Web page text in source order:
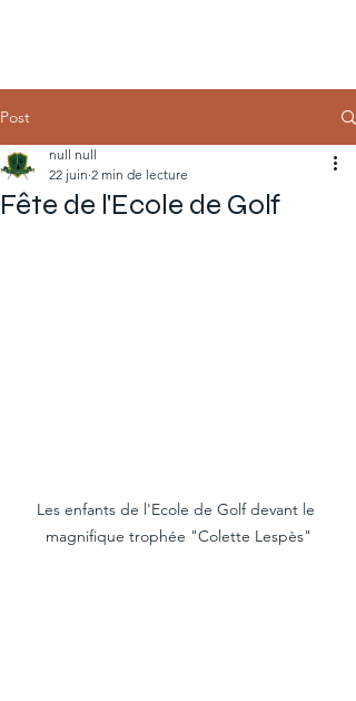
Post
Fête de l'Ecole de Golf
null null
22 juin 2 min de lecture
Les enfants de l'Ecole de Golf devant le
magnifique trophée "Colette Lespès"